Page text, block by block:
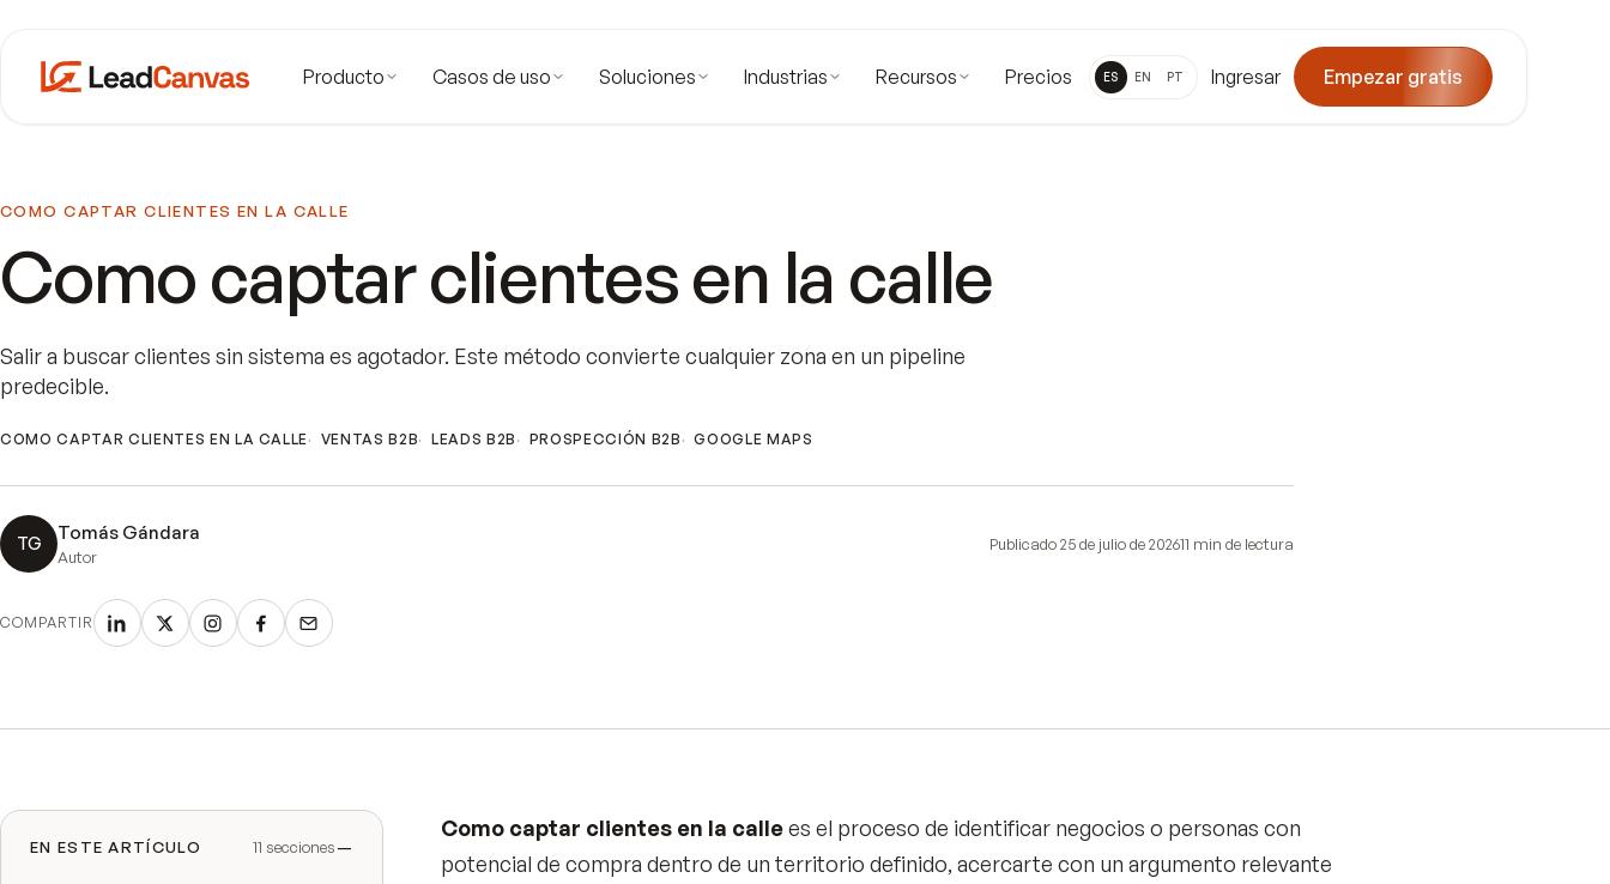
Producto Casos de uso Soluciones Industrias Recursos Precios ES EN PT Ingresar Empezar gratis
COMO CAPTAR CLIENTES EN LA CALLE
Como captar clientes en la calle
Salir a buscar clientes sin sistema es agotador. Este método convierte cualquier zona en un pipeline
predecible.
COMO CAPTAR CLIENTES EN LA CALLE VENTAS B2B LEADS B2B PROSPECCIÓN B2B GOOGLE MAPS
TG Tomás Gándara
Autor
Publicado25 de julio de 202611 min de lectura
COMPARTIR
EN ESTE ARTÍCULO 11 secciones
Como captar clientes en la callees el proceso de identificar negocios o personas con
potencial de compra dentro de un territorio definido, acercarte con un argumento relevante